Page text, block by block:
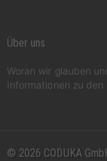
Über uns
Woran wir glauben
Informationen zu den
© 2026 CODUKA